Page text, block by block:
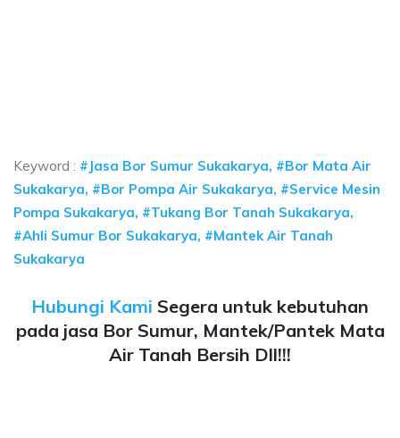
Keyword : #Jasa Bor Sumur Sukakarya, #Bor Mata Air
Sukakarya, #Bor Pompa Air Sukakarya, #Service Mesin
Pompa Sukakarya, #Tukang Bor Tanah Sukakarya,
#Ahli Sumur Bor Sukakarya, #Mantek Air Tanah
Sukakarya
Hubungi Kami Segera untuk kebutuhan
pada jasa Bor Sumur, Mantek/Pantek Mata
Air Tanah Bersih Dll!!!